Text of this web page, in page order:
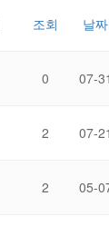
조회 날짜
0 07-31
2 07-21
2 05-